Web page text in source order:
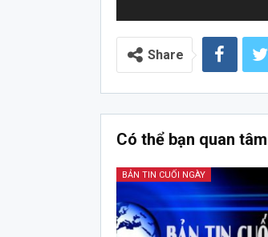
Share
Có thể bạn quan tâm
BẢN TIN CUỐI NGÀY